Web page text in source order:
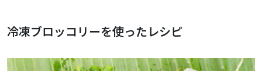
冷凍ブロッコリーを使ったレシピ